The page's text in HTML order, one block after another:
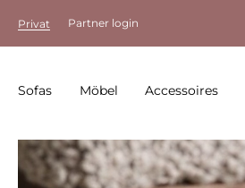
Privat Partner login
Sofas Möbel Accessoires